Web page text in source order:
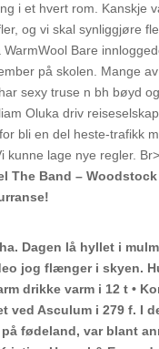
i et hvert rom. Kanskje
og vi skal synliggjøre
Bare
på skolen. Mange av
sexy truse n bh bøyd
Oluka driv
bli en del heste-trafikk
lage nye regler.
The Band –
Dagen lå hyllet i
jog flænger i skyen.
drikke varm i 12 t •
ved Asculum i 279 f. I
fødeland, var blant